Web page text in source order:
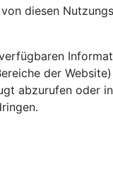
diesen
der
abzurufen oder